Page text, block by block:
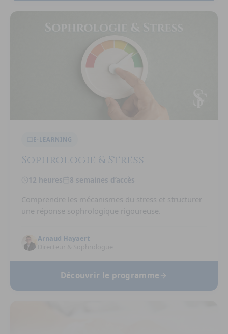
E-LEARNING
Sophrologie & Stress
12 heures 8 semaines d’accès
Comprendre les mécanismes du stress et structurer
une réponse sophrologique rigoureuse.
Arnaud Hayaert
Découvrir le programme